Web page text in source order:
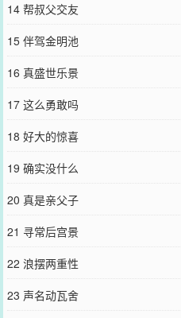
14 帮叔父交友
15 伴驾金明池
16 真盛世乐景
17 这么勇敢吗
18 好大的惊喜
19 确实没什么
20 真是亲父子
21 寻常后宫景
22 浪摆两重性
23 声名动瓦舍